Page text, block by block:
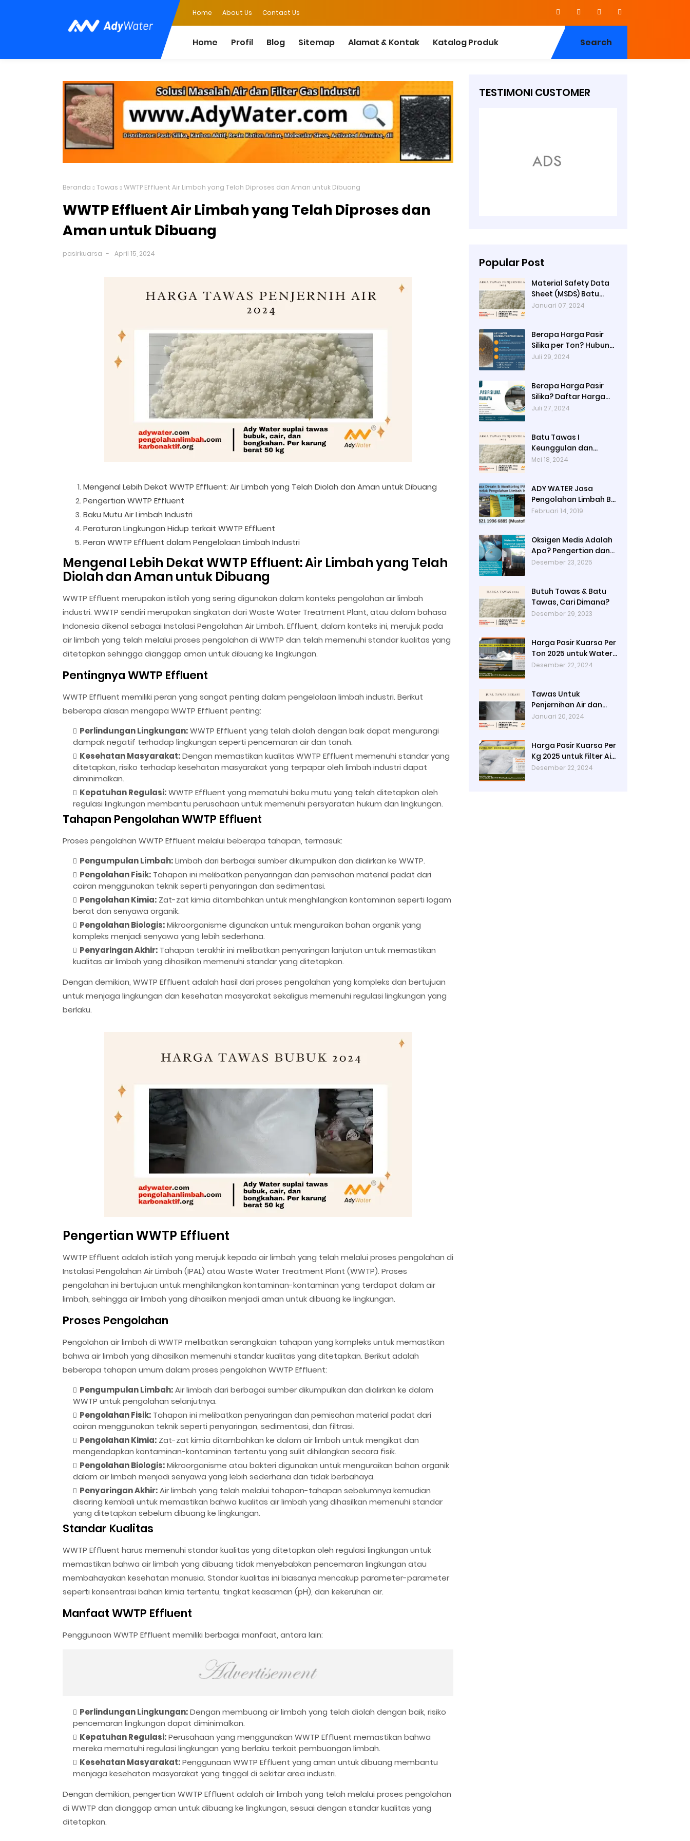
Home About Us Contact Us
Home Profil Blog Sitemap Alamat & Kontak Katalog Produk Search
Beranda Tawas WWTP Effluent Air Limbah yang Telah Diproses dan Aman untuk Dibuang
WWTP Effluent Air Limbah yang Telah Diproses dan
Aman untuk Dibuang
pasirkuarsa April 15, 2024
Mengenal Lebih Dekat WWTP Effluent: Air Limbah yang Telah Diolah dan Aman untuk Dibuang
Pengertian WWTP Effluent
Baku Mutu Air Limbah Industri
Peraturan Lingkungan Hidup terkait WWTP Effluent
Peran WWTP Effluent dalam Pengelolaan Limbah Industri
Mengenal Lebih Dekat WWTP Effluent: Air Limbah yang Telah
Diolah dan Aman untuk Dibuang
WWTP Effluent merupakan istilah yang sering digunakan dalam konteks pengolahan air limbah
industri. WWTP sendiri merupakan singkatan dari Waste Water Treatment Plant, atau dalam bahasa
Indonesia dikenal sebagai Instalasi Pengolahan Air Limbah. Effluent, dalam konteks ini, merujuk pada
air limbah yang telah melalui proses pengolahan di WWTP dan telah memenuhi standar kualitas yang
ditetapkan sehingga dianggap aman untuk dibuang ke lingkungan.
Pentingnya WWTP Effluent
WWTP Effluent memiliki peran yang sangat penting dalam pengelolaan limbah industri. Berikut
beberapa alasan mengapa WWTP Effluent penting:
Perlindungan Lingkungan:WWTP Effluent yang telah diolah dengan baik dapat mengurangi
dampak negatif terhadap lingkungan seperti pencemaran air dan tanah.
Kesehatan Masyarakat:Dengan memastikan kualitas WWTP Effluent memenuhi standar yang
ditetapkan, risiko terhadap kesehatan masyarakat yang terpapar oleh limbah industri dapat
diminimalkan.
Kepatuhan Regulasi:WWTP Effluent yang mematuhi baku mutu yang telah ditetapkan oleh
regulasi lingkungan membantu perusahaan untuk memenuhi persyaratan hukum dan lingkungan.
Tahapan Pengolahan WWTP Effluent
Proses pengolahan WWTP Effluent melalui beberapa tahapan, termasuk:
Pengumpulan Limbah:Limbah dari berbagai sumber dikumpulkan dan dialirkan ke WWTP.
Pengolahan Fisik: Tahapan ini melibatkan penyaringan dan pemisahan material padat dari
cairan menggunakan teknik seperti penyaringan dan sedimentasi.
Pengolahan Kimia: Zat-zat kimia ditambahkan untuk menghilangkan kontaminan seperti logam
berat dan senyawa organik.
Pengolahan Biologis:Mikroorganisme digunakan untuk menguraikan bahan organik yang
kompleks menjadi senyawa yang lebih sederhana.
Penyaringan Akhir: Tahapan terakhir ini melibatkan penyaringan lanjutan untuk memastikan
kualitas air limbah yang dihasilkan memenuhi standar yang ditetapkan.
Dengan demikian, WWTP Effluent adalah hasil dari proses pengolahan yang kompleks dan bertujuan
untuk menjaga lingkungan dan kesehatan masyarakat sekaligus memenuhi regulasi lingkungan yang
berlaku.
Pengertian WWTP Effluent
WWTP Effluent adalah istilah yang merujuk kepada air limbah yang telah melalui proses pengolahan di
Instalasi Pengolahan Air Limbah (IPAL) atau Waste Water Treatment Plant (WWTP). Proses
pengolahan ini bertujuan untuk menghilangkan kontaminan-kontaminan yang terdapat dalam air
limbah, sehingga air limbah yang dihasilkan menjadi aman untuk dibuang ke lingkungan.
Proses Pengolahan
Pengolahan air limbah di WWTP melibatkan serangkaian tahapan yang kompleks untuk memastikan
bahwa air limbah yang dihasilkan memenuhi standar kualitas yang ditetapkan. Berikut adalah
beberapa tahapan umum dalam proses pengolahan WWTP Effluent:
Pengumpulan Limbah:Air limbah dari berbagai sumber dikumpulkan dan dialirkan ke dalam
WWTP untuk pengolahan selanjutnya.
Pengolahan Fisik: Tahapan ini melibatkan penyaringan dan pemisahan material padat dari
cairan menggunakan teknik seperti penyaringan, sedimentasi, dan filtrasi.
Pengolahan Kimia: Zat-zat kimia ditambahkan ke dalam air limbah untuk mengikat dan
mengendapkan kontaminan-kontaminan tertentu yang sulit dihilangkan secara fisik.
Pengolahan Biologis:Mikroorganisme atau bakteri digunakan untuk menguraikan bahan organik
dalam air limbah menjadi senyawa yang lebih sederhana dan tidak berbahaya.
Penyaringan Akhir:Air limbah yang telah melalui tahapan-tahapan sebelumnya kemudian
disaring kembali untuk memastikan bahwa kualitas air limbah yang dihasilkan memenuhi standar
yang ditetapkan sebelum dibuang ke lingkungan.
Standar Kualitas
WWTP Effluent harus memenuhi standar kualitas yang ditetapkan oleh regulasi lingkungan untuk
memastikan bahwa air limbah yang dibuang tidak menyebabkan pencemaran lingkungan atau
membahayakan kesehatan manusia. Standar kualitas ini biasanya mencakup parameter-parameter
seperti konsentrasi bahan kimia tertentu, tingkat keasaman (pH), dan kekeruhan air.
Manfaat WWTP Effluent
Penggunaan WWTP Effluent memiliki berbagai manfaat, antara lain:
Perlindungan Lingkungan:Dengan membuang air limbah yang telah diolah dengan baik, risiko
pencemaran lingkungan dapat diminimalkan.
Kepatuhan Regulasi:Perusahaan yang menggunakan WWTP Effluent memastikan bahwa
mereka mematuhi regulasi lingkungan yang berlaku terkait pembuangan limbah.
Kesehatan Masyarakat:Penggunaan WWTP Effluent yang aman untuk dibuang membantu
menjaga kesehatan masyarakat yang tinggal di sekitar area industri.
Dengan demikian, pengertian WWTP Effluent adalah air limbah yang telah melalui proses pengolahan
di WWTP dan dianggap aman untuk dibuang ke lingkungan, sesuai dengan standar kualitas yang
ditetapkan.
TESTIMONI CUSTOMER
Popular Post
Material Safety Data
Sheet (MSDS) Batu
Tawas
Januari 07, 2024
Berapa Harga Pasir
Silika per Ton? Hubungi
Ady Water
Juli 29, 2024
Berapa Harga Pasir
Silika? Daftar Harga
Terbaru 2024 di Ady
Juli 27, 2024
Batu Tawas I
Keunggulan dan
Alamat Pembelian di
Mei 18, 2024
ADY WATER Jasa
Pengolahan Limbah B3
Pengolahan Limbah
Surabaya Tangerang
Selatan
Februari 14, 2019
Oksigen Medis Adalah
Apa? Pengertian dan
Peruntukannya
Desember 23, 2025
Butuh Tawas & Batu
Tawas, Cari Dimana?
Desember 29, 2023
Harga Pasir Kuarsa Per
Ton 2025 untuk Water
Treatment Plant di
Desember 22, 2024
Tawas Untuk
Penjernihan Air dan
Cara Kerjanya
Januari 20, 2024
Harga Pasir Kuarsa Per
Kg 2025 untuk Filter Air
Rumah Tangga
Desember 22, 2024